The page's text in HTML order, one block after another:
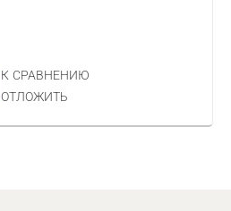
К СРАВНЕНИЮ
ОТЛОЖИТЬ